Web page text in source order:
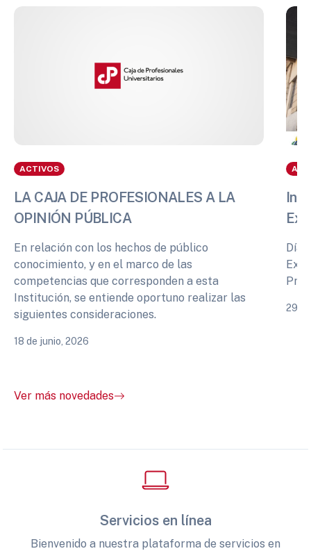
ACTIVOS
LA CAJA DE PROFESIONALES A LA
OPINIÓN PÚBLICA
En relación con los hechos de público
conocimiento, y en el marco de las
competencias que corresponden a esta
Institución, se entiende oportuno realizar las
siguientes consideraciones.
18 de junio, 2026
29
Ver más novedades
Servicios en línea
Bienvenido a nuestra plataforma de servicios en